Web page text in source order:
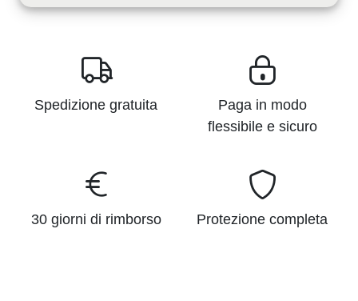
Spedizione gratuita
Paga in modo
flessibile e sicuro
30 giorni di rimborso Protezione completa